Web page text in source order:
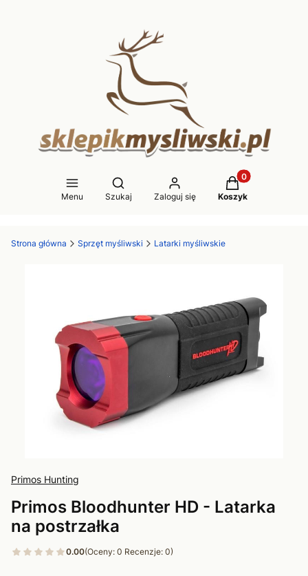
Menu
Otwórz wyszukiwarkę
Szukaj Zaloguj się
Produkty w
Koszyk
Strona główna Sprzęt myśliwski Latarki myśliwskie
Primos Hunting
Primos Bloodhunter HD - Latarka
na postrzałka
0.00(Oceny: 0 Recenzje: 0)